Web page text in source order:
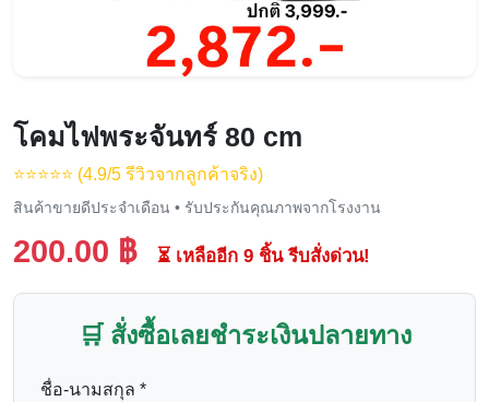
โคมไฟพระจันทร์ 80 cm
⭐️⭐️⭐️⭐️⭐️ (4.9/5 รีวิวจากลูกค้าจริง)
สินค้าขายดีประจำเดือน • รับประกันคุณภาพจากโรงงาน
200.00 ฿ ⏳ เหลืออีก 9 ชิ้น รีบสั่งด่วน!
🛒 สั่งซื้อเลยชำระเงินปลายทาง
ชื่อ-นามสกุล *